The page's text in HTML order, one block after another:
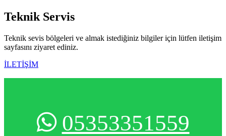
Teknik Servis
Teknik sevis bölgeleri ve almak istediğiniz bilgiler için lütfen iletişim
sayfasını ziyaret ediniz.
İLETİŞİM
05353351559